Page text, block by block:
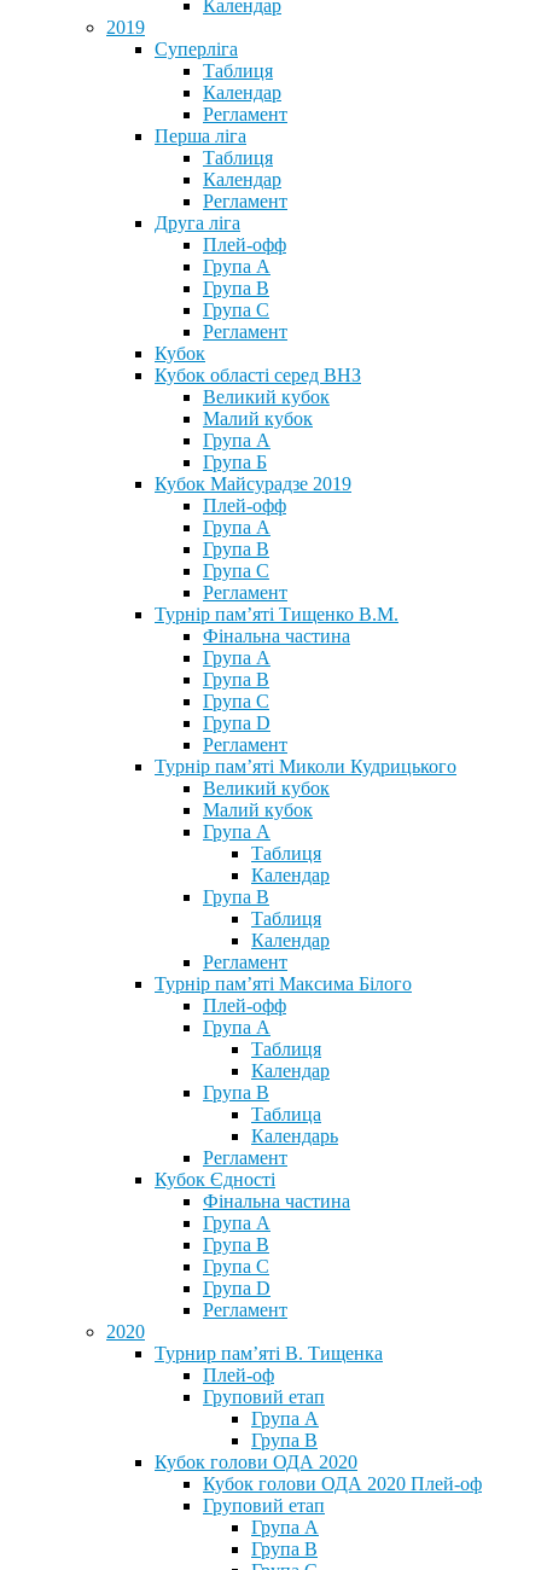
Календар
2019
Суперліга
Таблиця
Календар
Регламент
Перша ліга
Таблиця
Календар
Регламент
Друга ліга
Плей-офф
Група А
Група В
Група С
Регламент
Кубок
Кубок області серед ВНЗ
Великий кубок
Малий кубок
Група А
Група Б
Кубок Майсурадзе 2019
Плей-офф
Група А
Група В
Група С
Регламент
Турнір пам’яті Тищенко В.М.
Фінальна частина
Група А
Група В
Група С
Група D
Регламент
Турнір пам’яті Миколи Кудрицького
Великий кубок
Малий кубок
Група А
Таблиця
Календар
Група В
Таблиця
Календар
Регламент
Турнір пам’яті Максима Білого
Плей-офф
Група А
Таблиця
Календар
Група В
Таблица
Календарь
Регламент
Кубок Єдності
Фінальна частина
Група А
Група В
Група С
Група D
Регламент
2020
Турнир пам’яті В. Тищенка
Плей-оф
Груповий етап
Група А
Група В
Кубок голови ОДА 2020
Кубок голови ОДА 2020 Плей-оф
Груповий етап
Група A
Група B